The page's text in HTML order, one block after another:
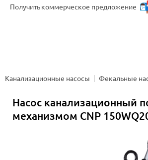
Получитькоммерческое предложение
Канализационные насосы Фекальные
Насос канализационный
механизмом CNP